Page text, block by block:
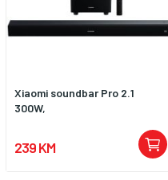
Xiaomi soundbar Pro 2.1
300W,
239 KM